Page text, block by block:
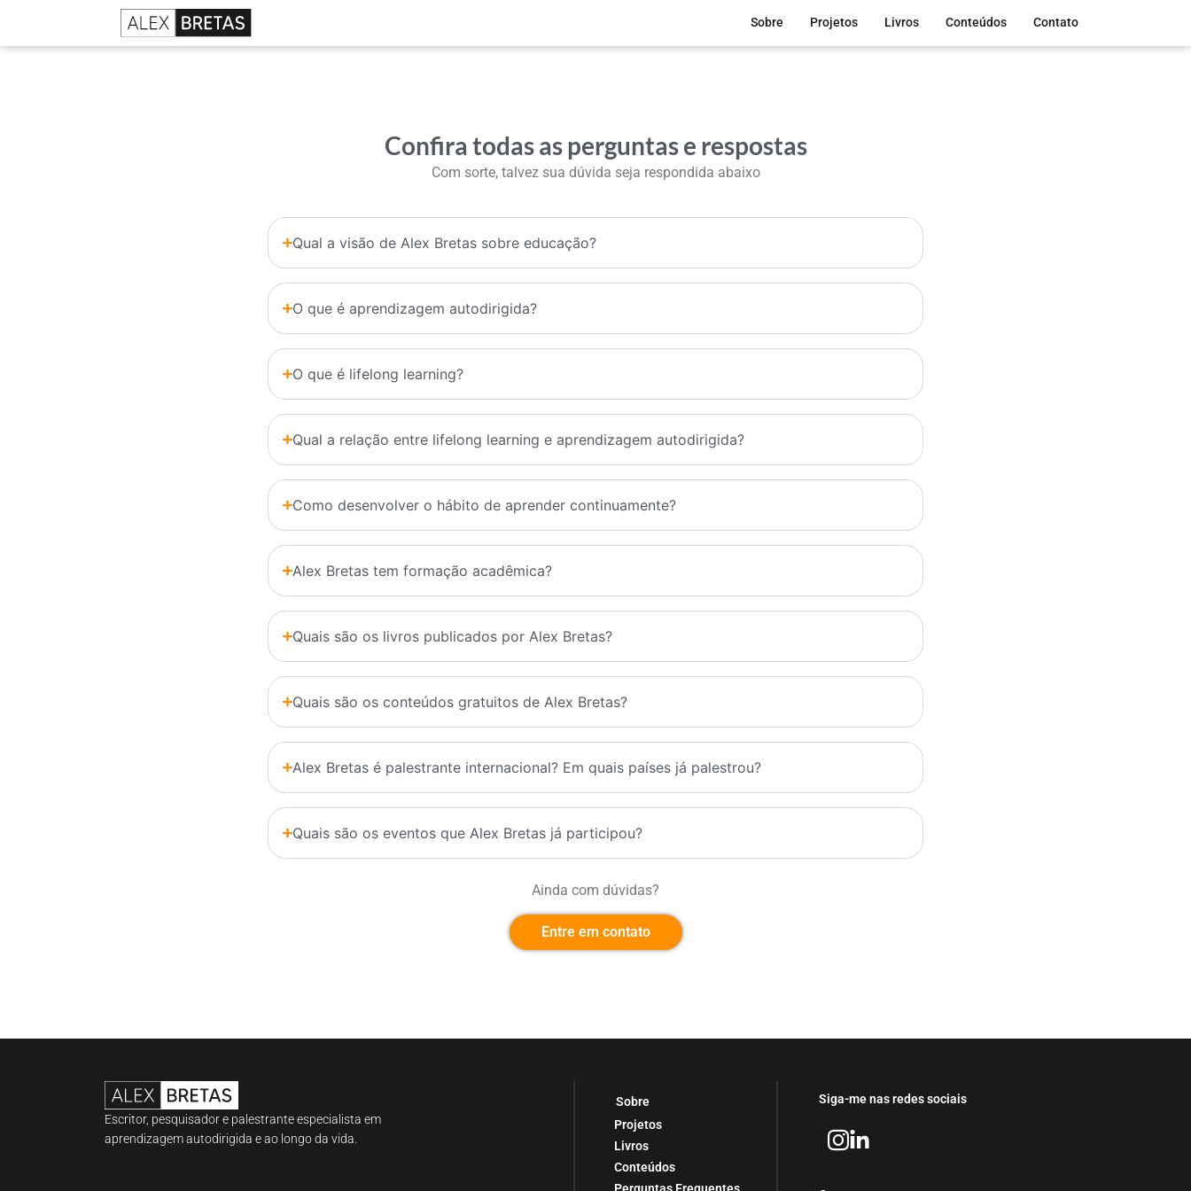
Sobre Projetos Livros Conteúdos Contato
Confira todas as perguntas e respostas
Com sorte, talvez sua dúvida seja respondida abaixo
Qual a visão de Alex Bretas sobre educação?
O que é aprendizagem autodirigida?
O que é lifelong learning?
Qual a relação entre lifelong learning e aprendizagem autodirigida?
Como desenvolver o hábito de aprender continuamente?
Alex Bretas tem formação acadêmica?
Quais são os livros publicados por Alex Bretas?
Quais são os conteúdos gratuitos de Alex Bretas?
Alex Bretas é palestrante internacional? Em quais países já palestrou?
Quais são os eventos que Alex Bretas já participou?
Entre em contato
Ainda com dúvidas?
Escritor, pesquisador e palestrante especialista em
aprendizagem autodirigida e ao longo da vida.
Sobre
Projetos
Livros
Conteúdos
Perguntas Frequentes
Siga-me nas redes sociais